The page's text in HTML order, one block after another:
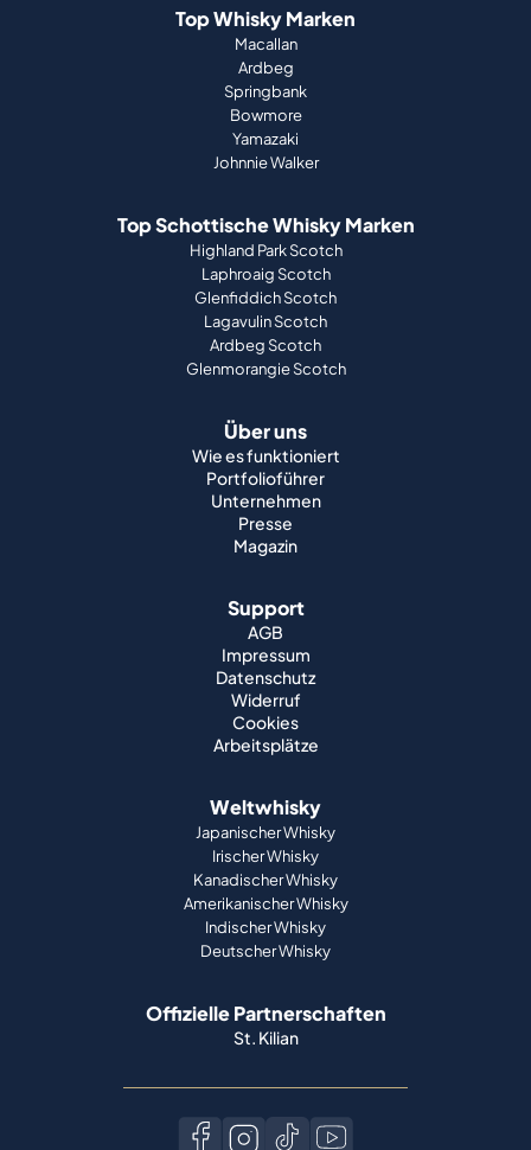
Top Whisky Marken
Macallan
Ardbeg
Springbank
Bowmore
Yamazaki
Johnnie Walker
Top Schottische Whisky Marken
Highland Park Scotch
Laphroaig Scotch
Glenfiddich Scotch
Lagavulin Scotch
Ardbeg Scotch
Glenmorangie Scotch
Über uns
Wie es funktioniert
Portfolioführer
Unternehmen
Presse
Magazin
Support
AGB
Impressum
Datenschutz
Widerruf
Cookies
Arbeitsplätze
Weltwhisky
Japanischer Whisky
Irischer Whisky
Kanadischer Whisky
Amerikanischer Whisky
Indischer Whisky
Deutscher Whisky
Offizielle Partnerschaften
St. Kilian